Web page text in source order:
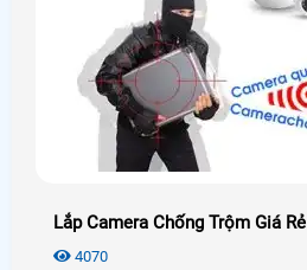
Lắp Camera Chống Trộm Giá Rẻ
4070